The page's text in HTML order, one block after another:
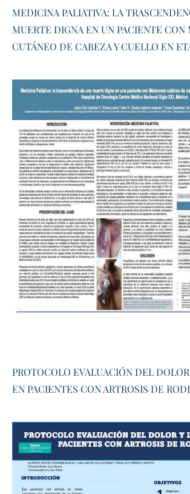
MEDICINA PALIATIVA: LA
MUERTE DIGNA EN UN PACIENTE CON
CUTÁNEO DE CABEZA Y CUELLO EN
PROTOCOLO EVALUACIÓN DEL
EN PACIENTES CON ARTROSIS DE